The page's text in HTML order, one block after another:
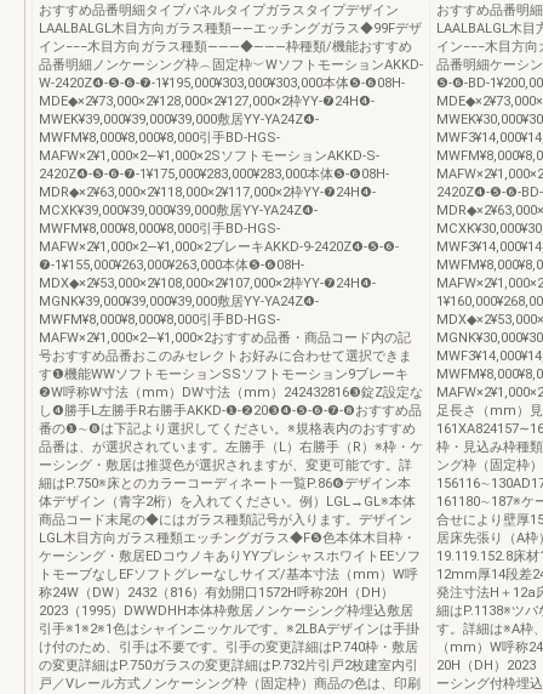
おすすめ品番明細タイプパネルタイプガラスタイプデザイン
LAALBALGL木目方向ガラス種類――エッチングガラス◆99Fデザ
イン−−−木目方向ガラス種類―――◆―――枠種類/機能おすすめ
品番明細ノンケーシング枠︵固定枠︶WソフトモーションAKKD-
W-2420Z❹-❺-❻-❼-1¥195,000¥303,000¥303,000本体❺-❻08H-
MDE◆×2¥73,000×2¥128,000×2¥127,000×2枠YY-❼24H❹-
MWEK¥39,000¥39,000¥39,000敷居YY-YA24Z❹-
MWFM¥8,000¥8,000¥8,000引手BD-HGS-
MAFW×2¥1,000×2―¥1,000×2SソフトモーションAKKD-S-
2420Z❹-❺-❻-❼-1¥175,000¥283,000¥283,000本体❺-❻08H-
MDR◆×2¥63,000×2¥118,000×2¥117,000×2枠YY-❼24H❹-
MCXK¥39,000¥39,000¥39,000敷居YY-YA24Z❹-
MWFM¥8,000¥8,000¥8,000引手BD-HGS-
MAFW×2¥1,000×2―¥1,000×2ブレーキAKKD-9-2420Z❹-❺-❻-
❼-1¥155,000¥263,000¥263,000本体❺-❻08H-
MDX◆×2¥53,000×2¥108,000×2¥107,000×2枠YY-❼24H❹-
MGNK¥39,000¥39,000¥39,000敷居YY-YA24Z❹-
MWFM¥8,000¥8,000¥8,000引手BD-HGS-
MAFW×2¥1,000×2―¥1,000×2おすすめ品番・商品コード内の記
号おすすめ品番おこのみセレクトお好みに合わせて選択できま
す❶機能WWソフトモーションSSソフトモーション9ブレーキ
❷W呼称W寸法（mm）DW寸法（mm）242432816❸錠Z設定な
し❹勝手L左勝手R右勝手AKKD-❶-❷20❸❹-❺-❻-❼-❽おすすめ品
番の❶∼❽は下記より選択してください。※規格表内のおすすめ
品番は、が選択されています。左勝手（L）右勝手（R）※枠・ケ
ーシング・敷居は推奨色が選択されますが、変更可能です。詳
細はP.750※床とのカラーコーディネート一覧P.86❻デザイン本
体デザイン（青字2桁）を入れてください。例）LGL→GL※本体
商品コード末尾の◆にはガラス種類記号が入ります。デザイン
LGL木目方向ガラス種類エッチングガラス◆F❺色本体木目枠・
ケーシング・敷居EDコウノキありYYプレシャスホワイトEEソフ
トモーブなしEFソフトグレーなしサイズ/基本寸法（mm）W呼
称24W（DW）2432（816）有効開口1572H呼称20H（DH）
2023（1995）DWWDHH本体枠敷居ノンケーシング枠埋込敷居
引手※1※2※1色はシャインニッケルです。※2LBAデザインは手掛
け付のため、引手は不要です。引手の変更詳細はP.740枠・敷居
の変更詳細はP.750ガラスの変更詳細はP.732片引戸2枚建室内引
戸／Vレール方式ノンケーシング枠（固定枠）商品の色は、印刷
おすすめ品番明
LAALBALGL木
イン−−−木目方
品番明細ケーシ
❺-❻-BD-
2420Z❹-❺-❻-BD-
足長さ（mm）
枠・見込み枠種
ング枠（固定枠）
161180∼187※ケ
合せにより壁厚
居床先張り（A
19.119.152.8床
12mm厚14段差
発注寸法H＋12a
細はP.1138※ツ
す。詳細は※A枠
（mm）W呼称
20H（DH）2023
ーシング付枠埋